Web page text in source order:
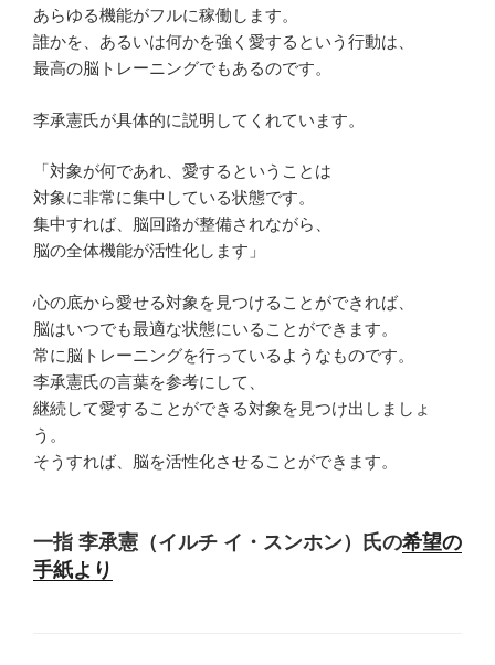
あらゆる機能がフルに稼働します。
誰かを、あるいは何かを強く愛するという行動は、
最高の脳トレーニングでもあるのです。
李承憲氏が具体的に説明してくれています。
「対象が何であれ、愛するということは
対象に非常に集中している状態です。
集中すれば、脳回路が整備されながら、
脳の全体機能が活性化します」
心の底から愛せる対象を見つけることができれば、
脳はいつでも最適な状態にいることができます。
常に脳トレーニングを行っているようなものです。
李承憲氏の言葉を参考にして、
継続して愛することができる対象を見つけ出しましょ
う。
そうすれば、脳を活性化させることができます。
一指 李承憲（イルチ イ・スンホン）氏の希望の
手紙より